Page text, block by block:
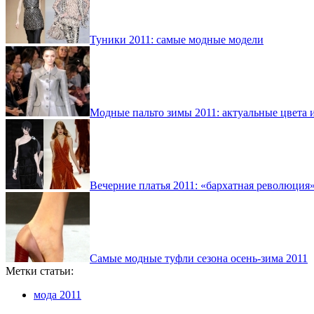
Туники 2011: самые модные модели
Модные пальто зимы 2011: актуальные цвета
Вечерние платья 2011: «бархатная
Самые модные туфли сезона осень-зима 2011
Метки статьи:
мода 2011